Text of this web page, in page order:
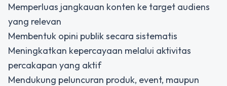
Memperluas jangkauan konten ke target audiens
yang relevan
Membentuk opini publik secara sistematis
Meningkatkan kepercayaan melalui aktivitas
percakapan yang aktif
Mendukung peluncuran produk, event, maupun